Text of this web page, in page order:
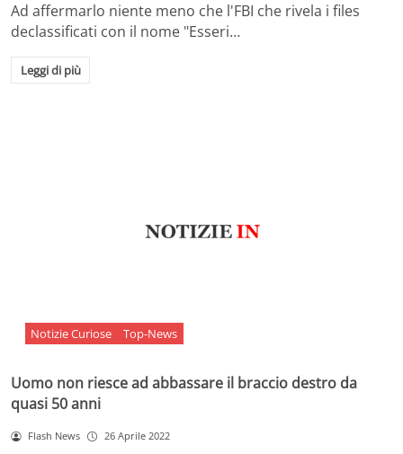
Ad affermarlo niente meno che l'FBI che rivela i files
declassificati con il nome "Esseri…
Leggi di più
Notizie Curiose Top-News
Uomo non riesce ad abbassare il braccio destro da
quasi 50 anni
Flash News 26 Aprile 2022